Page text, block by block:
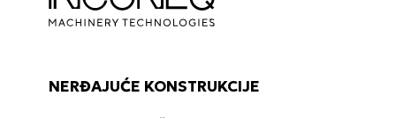
NERĐAJUĆE KONSTRUKCIJE